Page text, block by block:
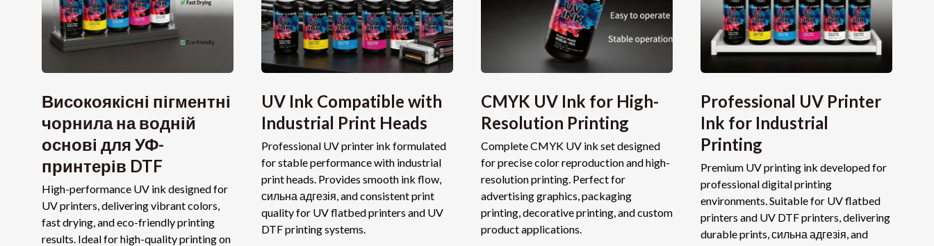
Високоякісні пігментні
чорнила на водній
основі для УФ-
принтерів DTF
High-performance UV ink designed for
UV printers,delivering vibrant colors,
fast drying,and eco-friendly printing
results. Ideal for high-quality printing on
UV Ink Compatible with
Industrial Print Heads
Professional UV printer ink formulated
for stable performance with industrial
print heads. Provides smooth ink flow,
сильна адгезія,and consistent print
quality for UV flatbed printers and UV
DTF printing systems.
CMYK UV Ink for High-
Resolution Printing
Complete CMYK UV ink set designed
for precise color reproduction and high-
resolution printing. Perfect for
advertising graphics,packaging
printing,decorative printing,and custom
product applications.
Professional UV Printer
Ink for Industrial
Printing
Premium UV printing ink developed for
professional digital printing
environments.Suitable for UV flatbed
printers and UV DTF printers,delivering
durable prints, сильна адгезія,and